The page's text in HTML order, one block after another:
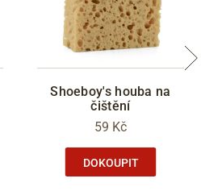
Shoeboy's houba na
čištění
59 Kč
DOKOUPIT